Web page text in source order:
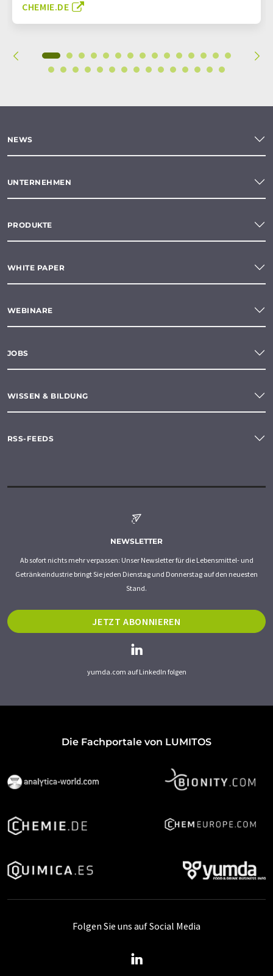
CHEMIE.DE
NEWS
UNTERNEHMEN
PRODUKTE
WHITE PAPER
WEBINARE
JOBS
WISSEN & BILDUNG
RSS-FEEDS
NEWSLETTER
Ab sofort nichts mehr verpassen: Unser Newsletter für die Lebensmittel- und
Getränkeindustrie bringt Sie jeden Dienstag und Donnerstag auf den neuesten
Stand.
JETZT ABONNIEREN
yumda.com auf LinkedIn folgen
Die Fachportale von LUMITOS
Folgen Sie uns auf Social Media